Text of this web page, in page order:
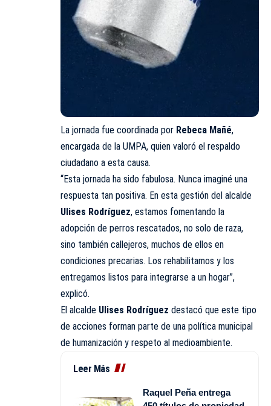
La jornada fue coordinada por Rebeca Mañé,
encargada de la UMPA, quien valoró el respaldo
ciudadano a esta causa.
“Esta jornada ha sido fabulosa. Nunca imaginé una
respuesta tan positiva. En esta gestión del alcalde
Ulises Rodríguez, estamos fomentando la
adopción de perros rescatados, no solo de raza,
sino también callejeros, muchos de ellos en
condiciones precarias. Los rehabilitamos y los
entregamos listos para integrarse a un hogar”,
explicó.
El alcalde Ulises Rodríguez destacó que este tipo
de acciones forman parte de una política municipal
de humanización y respeto al medioambiente.
Leer Más
Raquel Peña entrega